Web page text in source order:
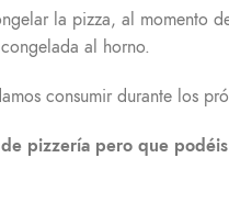
la pizza, al momento
al horno.
consumir durante los
de pizzería pero que